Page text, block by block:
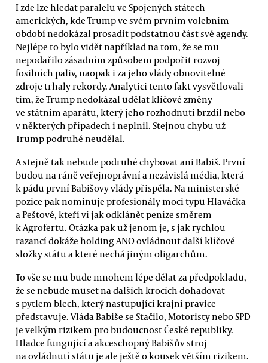
I zde lze hledat paralelu ve Spojených státech
amerických, kde Trump ve svém prvním volebním
období nedokázal prosadit podstatnou část své agendy.
Nejlépe to bylo vidět například na tom, že se mu
nepodařilo zásadním způsobem podpořit rozvoj
fosilních paliv, naopak i za jeho vlády obnovitelné
zdroje trhaly rekordy. Analytici tento fakt vysvětlovali
tím, že Trump nedokázal udělat klíčové změny
ve státním aparátu, který jeho rozhodnutí brzdil nebo
v některých případech i neplnil. Stejnou chybu už
Trump podruhé neudělal.
A stejně tak nebude podruhé chybovat ani Babiš. První
budou na ráně veřejnoprávní a nezávislá média, která
k pádu první Babišovy vlády přispěla. Na ministerské
pozice pak nominuje profesionály moci typu Hlaváčka
a Peštové, kteří ví jak odklánět peníze směrem
k Agrofertu. Otázka pak už jenom je, s jak rychlou
razancí dokáže holding ANO ovládnout další klíčové
složky státu a které nechá jiným oligarchům.
To vše se mu bude mnohem lépe dělat za předpokladu,
že se nebude muset na dalších krocích dohadovat
s pytlem blech, který nastupující krajní pravice
představuje. Vláda Babiše se Stačilo, Motoristy nebo SPD
je velkým rizikem pro budoucnost České republiky.
Hladce fungující a akceschopný Babišův stroj
na ovládnutí státu je ale ještě o kousek větším rizikem.